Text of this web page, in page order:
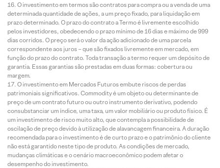
O investimento em termos são contratos para compra ou a venda de uma
determinada quantidade de ações, a um preço fixado, para liquidação em
prazo determinado. O prazo do contrato a Termo é livremente escolhido
pelos investidores, obedecendo o prazo mínimo de 16 dias e máximo de 999
dias corridos. O preço será o valor da ação adicionado de uma parcela
correspondente aos juros – que são fixados livremente em mercado, em
função do prazo do contrato. Toda transação a termo requer um depósito de
garantia. Essas garantias são prestadas em duas formas: cobertura ou
margem.
O investimento em Mercados Futuros embute riscos de perdas
patrimoniais significativos. Commodity é um objeto ou determinante de
preço de um contrato futuro ou outro instrumento derivativo, podendo
consubstanciar um índice, uma taxa, um valor mobiliário ou produto físico. É
um investimento de risco muito alto, que contempla a possibilidade de
oscilação de preço devido à utilização de alavancagem financeira. A duração
recomendada para o investimento é de curto prazo e o patrimônio do cliente
não está garantido neste tipo de produto. As condições de mercado,
mudanças climáticas e o cenário macroeconômico podem afetar o
desempenho do investimento.